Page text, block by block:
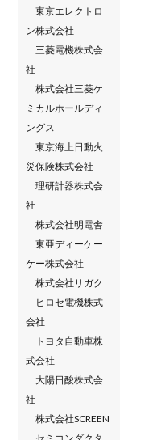
東京エレクトロ
ン株式会社
三菱電機株式会
社
株式会社三菱ケ
ミカルホールディ
ングス
東京海上日動火
災保険株式会社
理研計器株式会
社
株式会社明電舎
東亜ディーケー
ケー株式会社
株式会社リガク
ヒロセ電機株式
会社
トヨタ自動車株
式会社
大陽日酸株式会
社
株式会社SCREEN